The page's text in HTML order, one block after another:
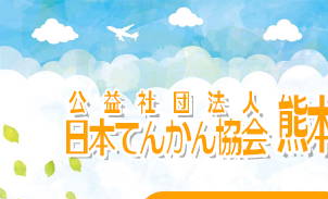
テ
ツ
へ
ス